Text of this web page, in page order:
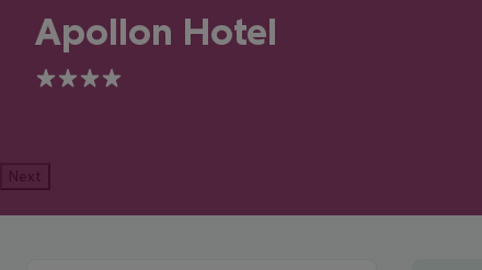
Apollon Hotel
4
Next